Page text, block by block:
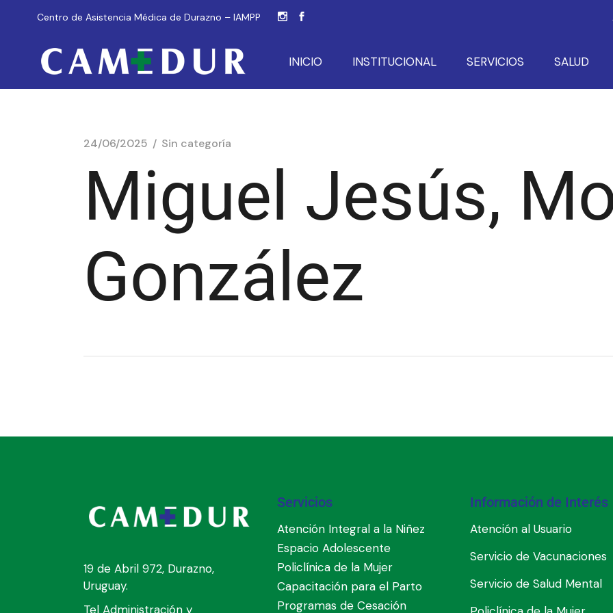
Centro de Asistencia Médica de Durazno – IAMPP
INICIO INSTITUCIONAL SERVICIOS SALUD
24/06/2025 Sin categoría
Miguel Jesús,
González
19 de Abril 972, Durazno,
Uruguay.
Tel Administración y
Servicios
Atención Integral a la Niñez
Espacio Adolescente
Policlínica de la Mujer
Capacitación para el Parto
Programas de Cesación
Información de Interés
Atención al Usuario
Servicio de Vacunaciones
Servicio de Salud Mental